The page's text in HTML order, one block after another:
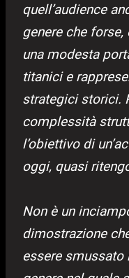
quell’audience
genere che
una modesta
titanici e
strategici storici.
complessità
l’obiettivo di
oggi, quasi
Non è un
dimostrazione
essere smussato